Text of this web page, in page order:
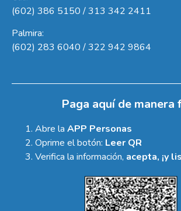
(602) 386 5150 / 313 342 2411
Palmira:
(602) 283 6040 / 322 942 9864
Paga aquí de manera
Abre la APP Personas
Oprime el botón: Leer QR
Verifica la información, acepta, ¡y